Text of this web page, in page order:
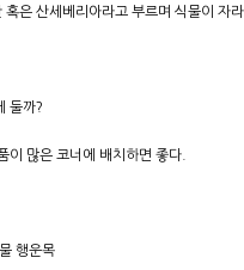
은 산세베리아라고 부르며 식물이 자
둘까?
이 많은 코너에 배치하면 좋다.
행운목